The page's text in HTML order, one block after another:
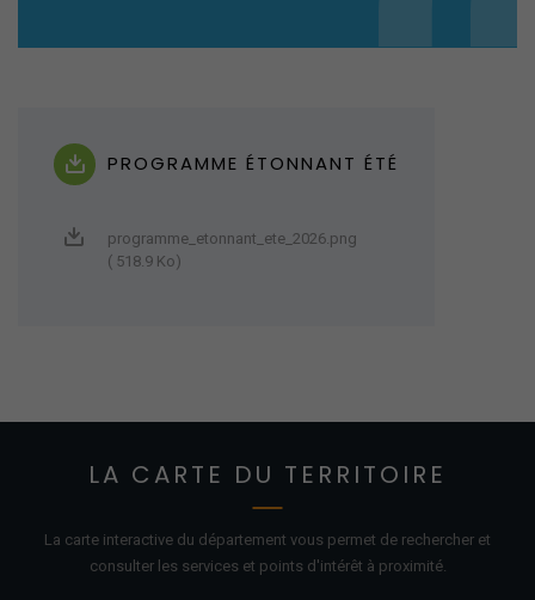
PROGRAMME ÉTONNANT ÉTÉ
programme_etonnant_ete_2026.png
( 518.9 Ko)
LA CARTE DU TERRITOIRE
La carte interactive du département vous permet de rechercher et
consulter les services et points d'intérêt à proximité.